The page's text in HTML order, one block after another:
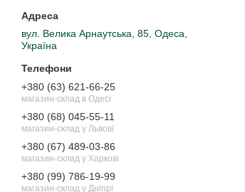
вул. Велика Арнаутська, 85, Одеса,
Україна
+380 (63) 621-66-25
магазин-склад в Одесі
+380 (68) 045-55-11
магазин-склад у Львові
+380 (67) 489-03-86
магазин-склад у Харкові
+380 (99) 786-19-99
магазин-склад у Дніпрі